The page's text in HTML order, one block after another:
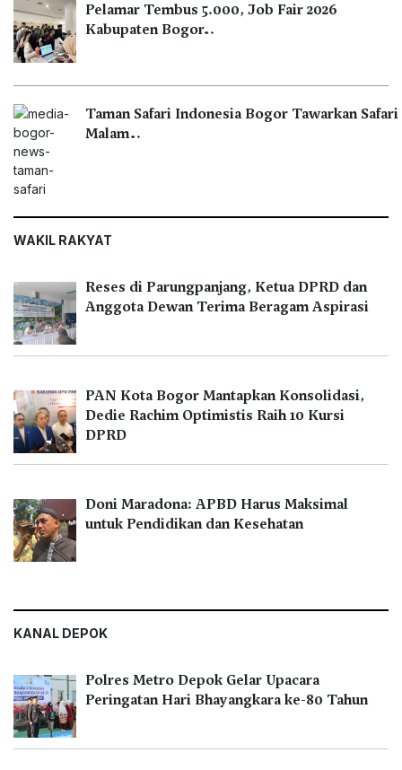
Pelamar Tembus 5.000, Job Fair 2026
Kabupaten Bogor…
Taman Safari Indonesia Bogor Tawarkan Safari
Malam…
WAKIL RAKYAT
Reses di Parungpanjang, Ketua DPRD dan
Anggota Dewan Terima Beragam Aspirasi
PAN Kota Bogor Mantapkan Konsolidasi,
Dedie Rachim Optimistis Raih 10 Kursi
DPRD
Doni Maradona: APBD Harus Maksimal
untuk Pendidikan dan Kesehatan
KANAL DEPOK
Polres Metro Depok Gelar Upacara
Peringatan Hari Bhayangkara ke-80 Tahun